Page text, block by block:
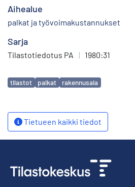
Aihealue
palkat ja työvoimakustannukset
Sarja
Tilastotiedotus PA | 1980:31
Avainsanat
tilastot palkat rakennusala
Tietueen kaikki tiedot